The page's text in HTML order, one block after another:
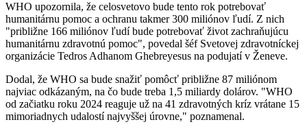
WHO upozornila, že celosvetovo bude tento rok potrebovať
humanitárnu pomoc a ochranu takmer 300 miliónov ľudí. Z nich
"približne 166 miliónov ľudí bude potrebovať život zachraňujúcu
humanitárnu zdravotnú pomoc", povedal šéf Svetovej zdravotníckej
organizácie Tedros Adhanom Ghebreyesus na podujatí v Ženeve.
Dodal, že WHO sa bude snažiť pomôcť približne 87 miliónom
najviac odkázaným, na čo bude treba 1,5 miliardy dolárov. "WHO
od začiatku roku 2024 reaguje už na 41 zdravotných kríz vrátane 15
mimoriadnych udalostí najvyššej úrovne," poznamenal.